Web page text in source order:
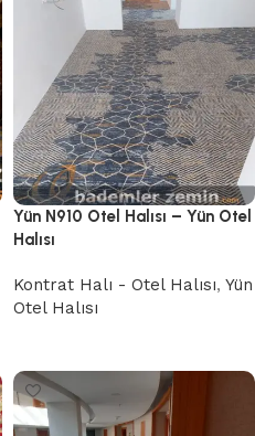
Yün N910 Otel Halısı – Yün Otel
Halısı
Kontrat Halı - Otel Halısı, Yün
Otel Halısı